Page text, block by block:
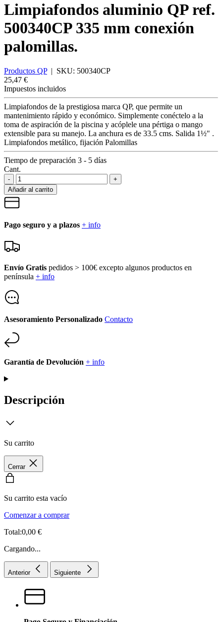
Limpiafondos aluminio QP ref.
500340CP 335 mm conexión
palomillas.
Productos QP | SKU: 500340CP
25,47 €
Impuestos incluidos
Limpiafondos de la prestigiosa marca QP, que permite un
mantenimiento rápido y económico. Simplemente conéctelo a la
toma de aspiración de la piscina y acóplele una pértiga o mango
extensible para su manejo. La anchura es de 33.5 cms. Salida 1½" .
Limpiafondos metálico, fijación Palomillas
Tiempo de preparación 3 - 5 días
Cant.
-
+
Añadir al carrito
Pago seguro y a plazos + info
Envío Gratis pedidos > 100€ excepto algunos productos en
península + info
Asesoramiento Personalizado Contacto
Garantía de Devolución + info
Descripción
Su carrito
Cerrar
Su carrito esta vacío
Comenzar a comprar
Total:0,00 €
Cargando...
Anterior Siguiente